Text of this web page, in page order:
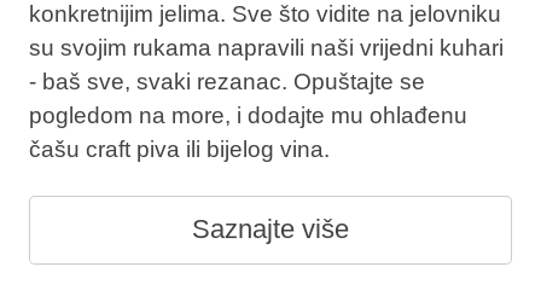
konkretnijim jelima. Sve što vidite na jelovniku
su svojim rukama napravili naši vrijedni kuhari
- baš sve, svaki rezanac. Opuštajte se
pogledom na more, i dodajte mu ohlađenu
čašu craft piva ili bijelog vina.
Saznajte više